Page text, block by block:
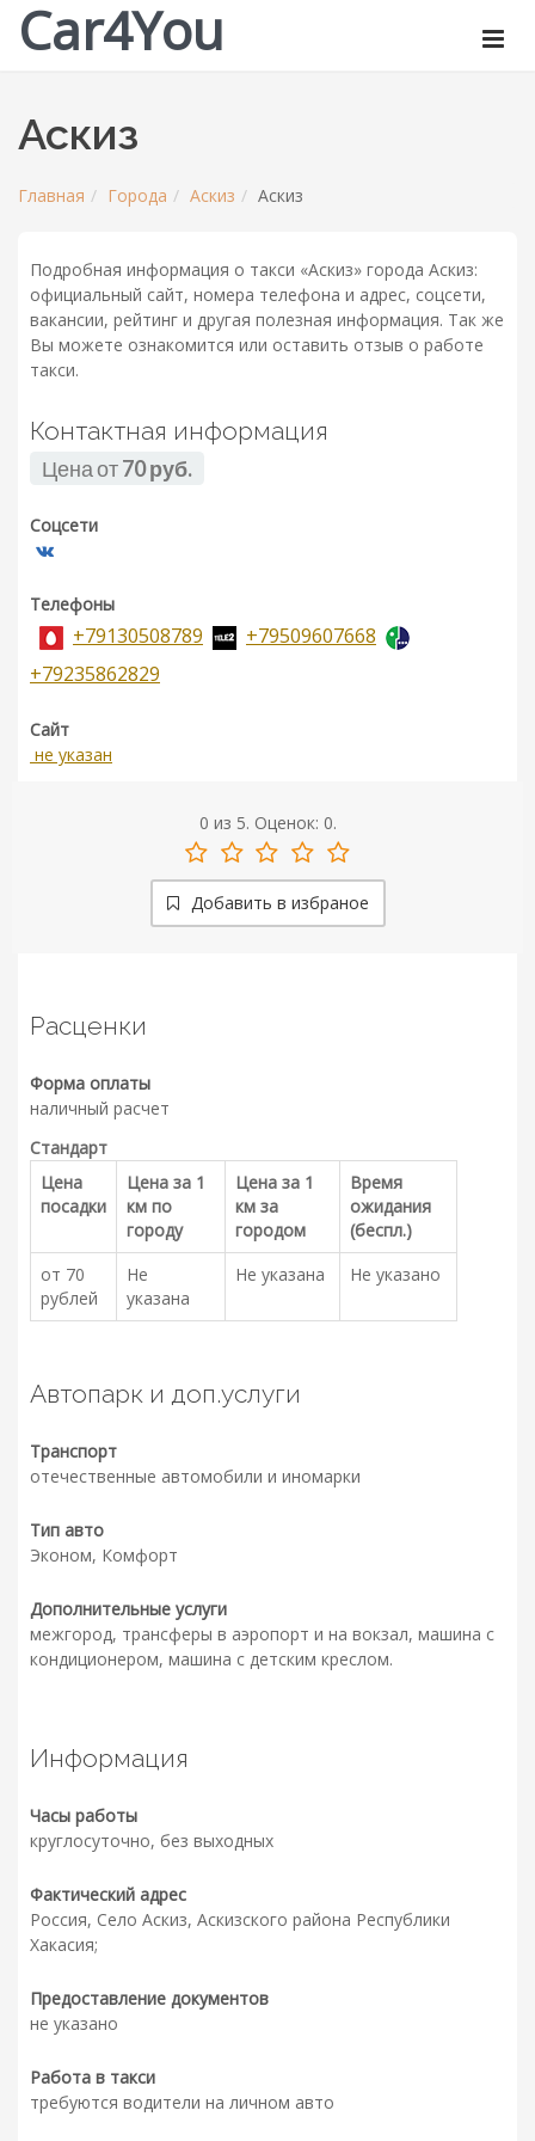
Car4You
Аскиз
Главная Города Аскиз Аскиз
Подробная информация о такси «Аскиз» города Аскиз:
официальный сайт, номера телефона и адрес, соцсети,
вакансии, рейтинг и другая полезная информация. Так же
Вы можете ознакомится или оставить отзыв о работе
такси.
Контактная информация
Цена от70 руб.
Соцсети
Телефоны
+79130508789
+79509607668
+79235862829
Сайт
не указан
0 из 5. Оценок: 0.
Добавить в избраное
Расценки
Форма оплаты
наличный расчет
Стандарт
Цена
посадки
Цена за 1
км по
городу
Цена за 1
км за
городом
Время
ожидания
(беспл.)
от 70
рублей
Не
указана
Не указана Не указано
Автопарк и доп.услуги
Транспорт
отечественные автомобили и иномарки
Тип авто
Эконом, Комфорт
Дополнительные услуги
межгород, трансферы в аэропорт и на вокзал, машина с
кондиционером, машина с детским креслом.
Информация
Часы работы
круглосуточно, без выходных
Фактический адрес
Россия, Село Аскиз, Аскизского района Республики
Хакасия;
Предоставление документов
не указано
Работа в такси
требуются водители на личном авто